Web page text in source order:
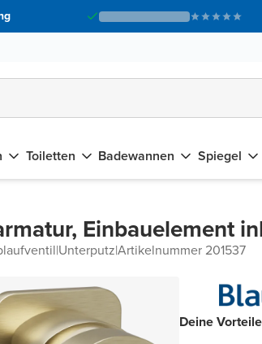
Toiletten Badewannen Spiegel
Einbauelement
|Unterputz|Artikelnummer 201537
Deine Vorteile